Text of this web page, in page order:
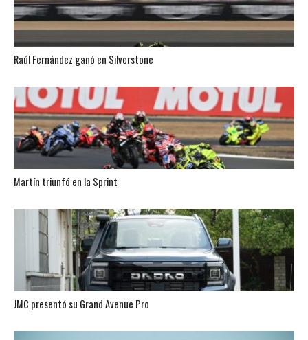
Raúl Fernández ganó en Silverstone
Martín triunfó en la Sprint
JMC presentó su Grand Avenue Pro